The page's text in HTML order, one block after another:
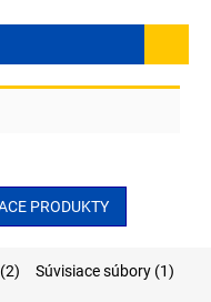
PRODUKTY
Súvisiace súbory (1)